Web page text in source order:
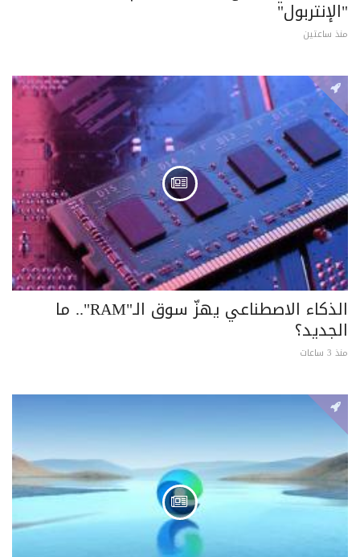
"الإنتربول"
منذ ساعتين
الذكاء الاصطناعي يهزّ سوق الـ"RAM".. ما
الجديد؟
منذ 3 ساعات